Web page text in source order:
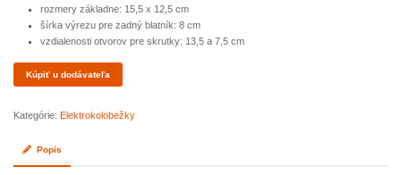
rozmery základne: 15,5 x 12,5 cm
šírka výrezu pre zadný blatník: 8 cm
vzdialenosti otvorov pre skrutky: 13,5 a 7,5 cm
Kúpiť u dodávateľa
Kategórie: Elektrokolobežky
Popis